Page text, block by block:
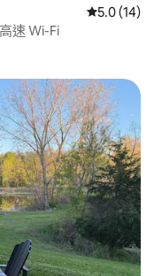
從 14 則評
5.0 (14)
速 Wi-Fi